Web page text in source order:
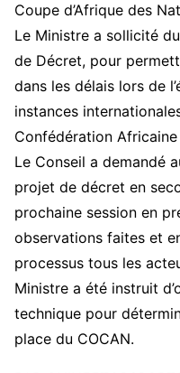
Coupe d’Afrique des
Le Ministre a sollicité
de Décret, pour
dans les délais lors de
instances
Confédération
Le Conseil a demandé
projet de décret en
prochaine session en
observations faites et
processus tous les
Ministre a été instruit
technique pour
place du COCAN.